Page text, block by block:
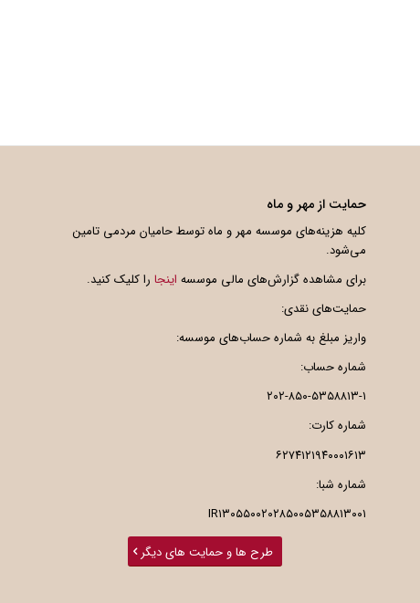
حمایت از مهر و ماه
کلیه هزینه‌های موسسه مهر و ماه توسط حامیان مردمی تامین
می‌شود.
برای مشاهده گزارش‌های مالی موسسه اینجارا کلیک کنید.
حمایت‌های نقدی:
واریز مبلغ به شماره حساب‌های موسسه:
شماره حساب:
۲۰۲-۸۵۰-۵۳۵۸۸۱۳-۱
شماره کارت:
۶۲۷۴۱۲۱۹۴۰۰۰۱۶۱۳
شماره شبا:
IR۱۳۰۵۵۰۰۲۰۲۸۵۰۰۵۳۵۸۸۱۳۰۰۱
طرح ها و حمایت های دیگر